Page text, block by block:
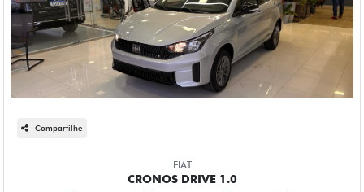
Compartilhe
FIAT
CRONOS DRIVE 1.0